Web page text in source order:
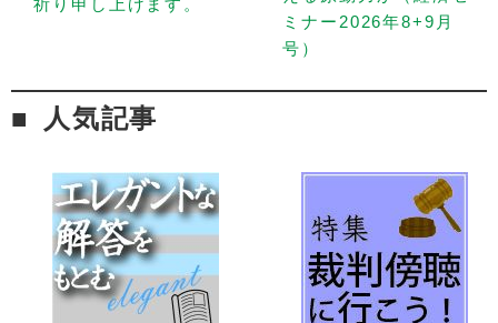
ミナー2026年8+9月
号）
人気記事